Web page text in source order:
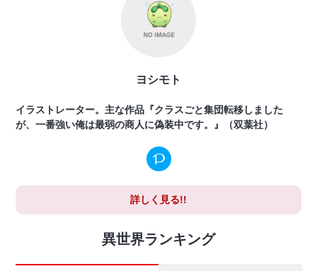
ヨシモト
イラストレーター。主な作品『クラスごと集団転移しました
が、一番強い俺は最弱の商人に偽装中です。』（双葉社）
詳しく見る!!
異世界ランキング